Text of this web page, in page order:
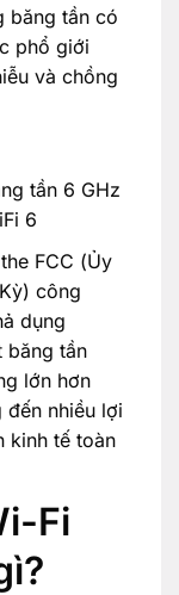
băng tần có
phổ giới
và chồng
tần 6 GHz
6
FCC (Ủy
công
dụng
băng tần
lớn hơn
nhiều lợi
kinh tế toàn
Fi